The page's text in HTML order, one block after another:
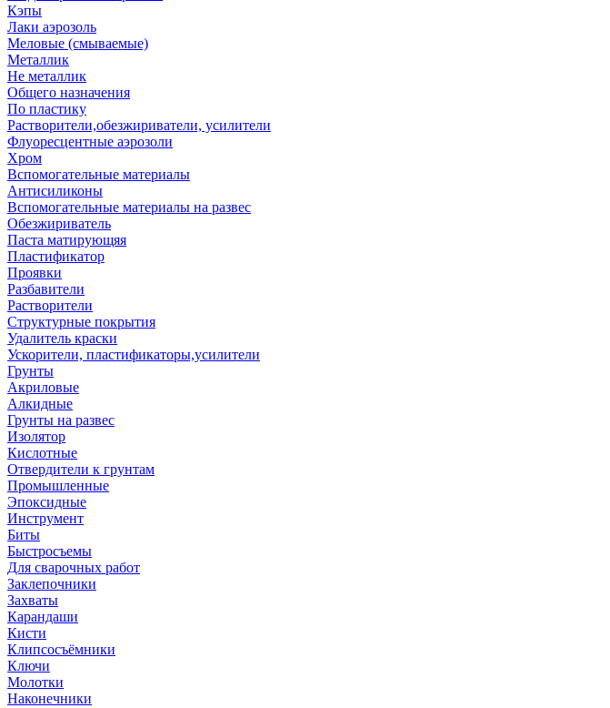
Кэпы
Лаки аэрозоль
Меловые (смываемые)
Металлик
Не металлик
Общего назначения
По пластику
Растворители,обезжириватели, усилители
Флуоресцентные аэрозоли
Хром
Вспомогательные материалы
Антисиликоны
Вспомогательные материалы на развес
Обезжириватель
Паста матирующяя
Пластификатор
Проявки
Разбавители
Растворители
Структурные покрытия
Удалитель краски
Ускорители, пластификаторы,усилители
Грунты
Акриловые
Алкидные
Грунты на развес
Изолятор
Кислотные
Отвердители к грунтам
Промышленные
Эпоксидные
Инструмент
Биты
Быстросъемы
Для сварочных работ
Заклепочники
Захваты
Карандаши
Кисти
Клипсосъёмники
Ключи
Молотки
Наконечники